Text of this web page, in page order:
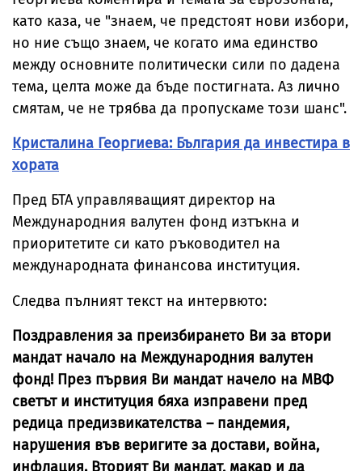
като каза, че "знаем, че предстоят нови избори,
но ние също знаем, че когато има единство
между основните политически сили по дадена
тема, целта може да бъде постигната. Аз лично
смятам, че не трябва да пропускаме този шанс".
Кристалина Георгиева: България да инвестира в
хората
Пред БТА управляващият директор на
Международния валутен фонд изтъкна и
приоритетите си като ръководител на
международната финансова институция.
Следва пълният текст на интервюто:
Поздравления за преизбирането Ви за втори
мандат начало на Международния валутен
фонд! През първия Ви мандат начело на МВФ
светът и институция бяха изправени пред
редица предизвикателства – пандемия,
нарушения във веригите за достави, война,
инфлация. Вторият Ви мандат, макар и да